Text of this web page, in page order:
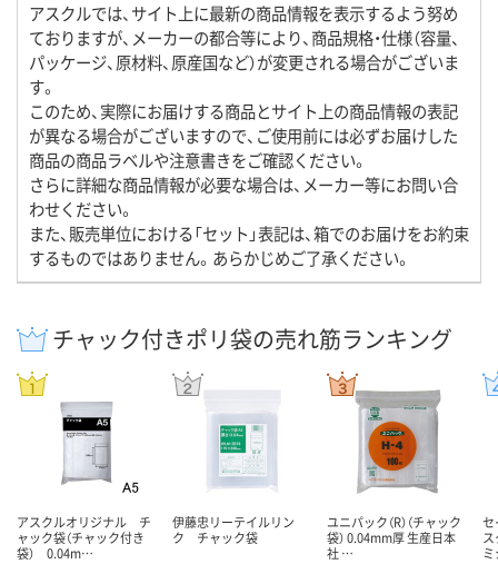
アスクルでは、サイト上に最新の商品情報を表示するよう努め
ておりますが、メーカーの都合等により、商品規格・仕様（容量、
パッケージ、原材料、原産国など）が変更される場合がございま
す。
このため、実際にお届けする商品とサイト上の商品情報の表記
が異なる場合がございますので、ご使用前には必ずお届けした
商品の商品ラベルや注意書きをご確認ください。
さらに詳細な商品情報が必要な場合は、メーカー等にお問い合
わせください。
また、販売単位における「セット」表記は、箱でのお届けをお約束
するものではありません。あらかじめご了承ください。
チャック付きポリ袋の売れ筋ランキング
アスクルオリジナル チ
ャック袋（チャック付き
袋） 0.04m…
伊藤忠リーテイルリン
ク チャック袋
ユニパック（R）（チャック
袋） 0.04mm厚 生産日本
社 …
セ